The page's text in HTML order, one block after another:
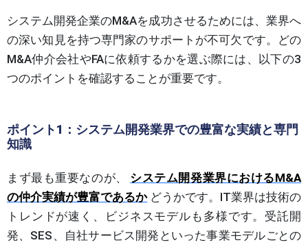
システム開発企業のM&Aを成功させるためには、業界へ
の深い知見を持つ専門家のサポートが不可欠です。どの
M&A仲介会社やFAに依頼するかを選ぶ際には、以下の3
つのポイントを確認することが重要です。
ポイント1：システム開発業界での豊富な実績と専門
知識
まず最も重要なのが、
システム開発業界におけるM&A
の仲介実績が豊富であるか どうかです。IT業界は技術の
トレンドが速く、ビジネスモデルも多様です。受託開
発、SES、自社サービス開発といった事業モデルごとの